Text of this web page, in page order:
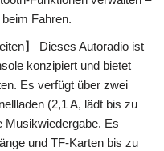
Fahren.
】 Dieses Autoradio ist
konzipiert und bietet
Es verfügt über zwei
(2,1 A, lädt bis zu
Musikwiedergabe. Es
und TF-Karten bis zu